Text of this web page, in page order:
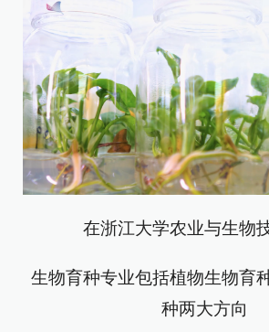
在浙江大学农业与生物
生物育种专业包括植物生物育
种两大方向